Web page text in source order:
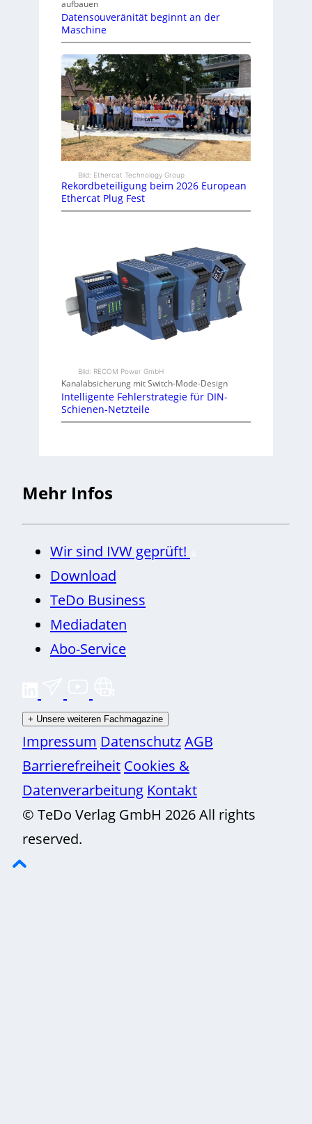
aufbauen
Datensouveränität beginnt an der
Maschine
Bild: Ethercat Technology Group
Rekordbeteiligung beim 2026 European
Ethercat Plug Fest
Bild: RECOM Power GmbH
Kanalabsicherung mit Switch-Mode-Design
Intelligente Fehlerstrategie für DIN-
Schienen-Netzteile
Mehr Infos
Wir sind IVW geprüft!
Download
TeDo Business
Mediadaten
Abo-Service
+ Unsere weiteren Fachmagazine
Impressum DatenschutzAGB
Barrierefreiheit Cookies &
Datenverarbeitung Kontakt
© TeDo Verlag GmbH 2026 All rights
reserved.